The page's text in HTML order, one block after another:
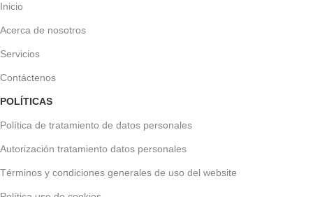
Inicio
Acerca de nosotros
Servicios
Contáctenos
POLÍTICAS
Política de tratamiento de datos personales
Autorización tratamiento datos personales
Términos y condiciones generales de uso del website